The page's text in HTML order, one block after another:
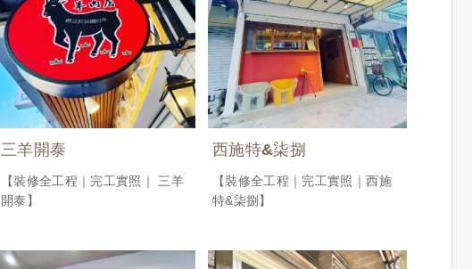
三羊開泰
【裝修全工程｜完工實照｜ 三羊
開泰】
西施特&柒捌
【裝修全工程｜完工實照｜西施
特&柒捌】